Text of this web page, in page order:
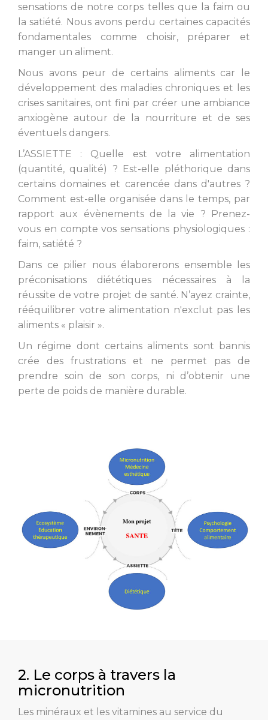
sensations de notre corps telles que la faim ou
la satiété. Nous avons perdu certaines capacités
fondamentales comme choisir, préparer et
manger un aliment.
Nous avons peur de certains aliments car le
développement des maladies chroniques et les
crises sanitaires, ont fini par créer une ambiance
anxiogène autour de la nourriture et de ses
éventuels dangers.
L’ASSIETTE : Quelle est votre alimentation
(quantité, qualité) ? Est-elle pléthorique dans
certains domaines et carencée dans d'autres ?
Comment est-elle organisée dans le temps, par
rapport aux évènements de la vie ? Prenez-
vous en compte vos sensations physiologiques :
faim, satiété ?
Dans ce pilier nous élaborerons ensemble les
préconisations diététiques nécessaires à la
réussite de votre projet de santé. N’ayez crainte,
rééquilibrer votre alimentation n'exclut pas les
aliments « plaisir ».
Un régime dont certains aliments sont bannis
crée des frustrations et ne permet pas de
prendre soin de son corps, ni d’obtenir une
perte de poids de manière durable.
2. Le corps à travers la
micronutrition
Les minéraux et les vitamines au service du